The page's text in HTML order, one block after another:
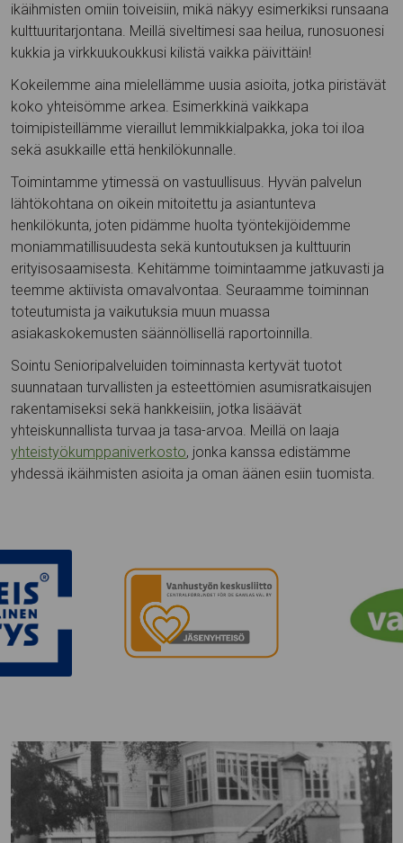
ikäihmisten omiin toiveisiin, mikä näkyy esimerkiksi runsaana
kulttuuritarjontana. Meillä siveltimesi saa heilua, runosuonesi
kukkia ja virkkuukoukkusi kilistä vaikka päivittäin!
Kokeilemme aina mielellämme uusia asioita, jotka piristävät
koko yhteisömme arkea. Esimerkkinä vaikkapa
toimipisteillämme vieraillut lemmikkialpakka, joka toi iloa
sekä asukkaille että henkilökunnalle.
Toimintamme ytimessä on vastuullisuus. Hyvän palvelun
lähtökohtana on oikein mitoitettu ja asiantunteva
henkilökunta, joten pidämme huolta työntekijöidemme
moniammatillisuudesta sekä kuntoutuksen ja kulttuurin
erityisosaamisesta. Kehitämme toimintaamme jatkuvasti ja
teemme aktiivista omavalvontaa. Seuraamme toiminnan
toteutumista ja vaikutuksia muun muassa
asiakaskokemusten säännöllisellä raportoinnilla.
Sointu Senioripalveluiden toiminnasta kertyvät tuotot
suunnataan turvallisten ja esteettömien asumisratkaisujen
rakentamiseksi sekä hankkeisiin, jotka lisäävät
yhteiskunnallista turvaa ja tasa-arvoa. Meillä on laaja
yhteistyökumppaniverkosto, jonka kanssa edistämme
yhdessä ikäihmisten asioita ja oman äänen esiin tuomista.